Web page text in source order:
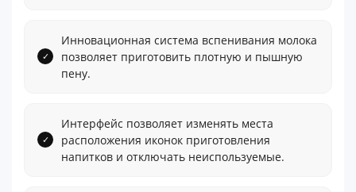
Инновационная система вспенивания молока
позволяет приготовить плотную и пышную
пену.
Интерфейс позволяет изменять места
расположения иконок приготовления
напитков и отключать неиспользуемые.